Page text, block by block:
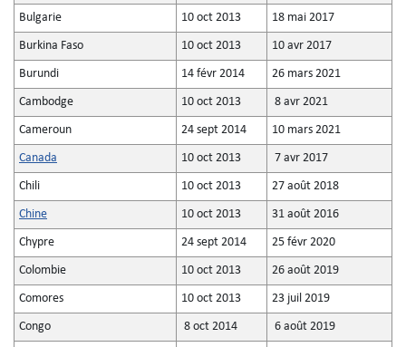
Bulgarie 10 oct 2013 18 mai 2017
Burkina Faso 10 oct 2013 10 avr 2017
Burundi 14 févr 2014 26 mars 2021
Cambodge 10 oct 2013 8 avr 2021
Cameroun 24 sept 2014 10 mars 2021
Canada 10 oct 2013 7 avr 2017
Chili 10 oct 2013 27 août 2018
Chine 10 oct 2013 31 août 2016
Chypre 24 sept 2014 25 févr 2020
Colombie 10 oct 2013 26 août 2019
Comores 10 oct 2013 23 juil 2019
Congo 8 oct 2014 6 août 2019